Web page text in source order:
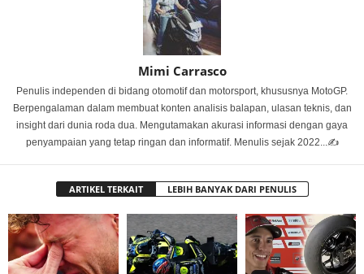
Mimi Carrasco
Penulis independen di bidang otomotif dan motorsport, khususnya MotoGP.
Berpengalaman dalam membuat konten analisis balapan, ulasan teknis, dan
insight dari dunia roda dua. Mengutamakan akurasi informasi dengan gaya
penyampaian yang tetap ringan dan informatif. Menulis sejak 2022...✍️
ARTIKEL TERKAIT LEBIH BANYAK DARI PENULIS